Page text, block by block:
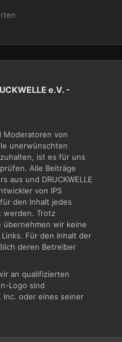
e.V. -
Moderatoren von
unerwünschten
ist es für uns
Alle Beiträge
aus und DRUCKWELLE
von IPS
den Inhalt jedes
werden. Trotz
übernehmen wir keine
Für den Inhalt der
deren Betreiber
an qualifizierten
Logo sind
Inc. oder eines seiner